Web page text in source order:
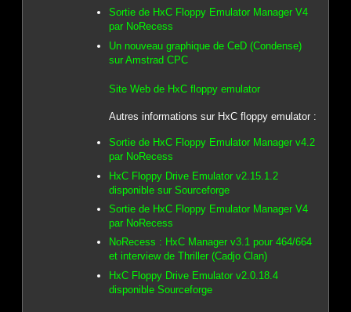
Sortie de HxC Floppy Emulator Manager V4
par NoRecess
Un nouveau graphique de CeD (Condense)
sur Amstrad CPC
Site Web de HxC floppy emulator
Autres informations sur HxC floppy emulator :
Sortie de HxC Floppy Emulator Manager v4.2
par NoRecess
HxC Floppy Drive Emulator v2.15.1.2
disponible sur Sourceforge
Sortie de HxC Floppy Emulator Manager V4
par NoRecess
NoRecess : HxC Manager v3.1 pour 464/664
et interview de Thriller (Cadjo Clan)
HxC Floppy Drive Emulator v2.0.18.4
disponible Sourceforge